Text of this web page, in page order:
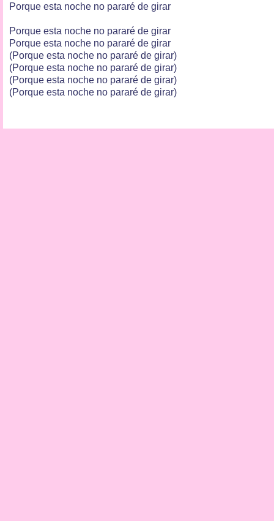
Porque esta noche no pararé de girar
Porque esta noche no pararé de girar
Porque esta noche no pararé de girar
(Porque esta noche no pararé de girar)
(Porque esta noche no pararé de girar)
(Porque esta noche no pararé de girar)
(Porque esta noche no pararé de girar)